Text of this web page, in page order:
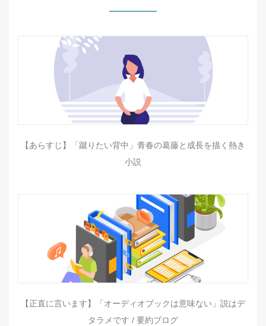
【あらすじ】「蹴りたい背中」青春の葛藤と成長を描く熱き
小説
【正直に言います】「オーディオブックは意味ない」説はデ
タラメです / 要約ブログ